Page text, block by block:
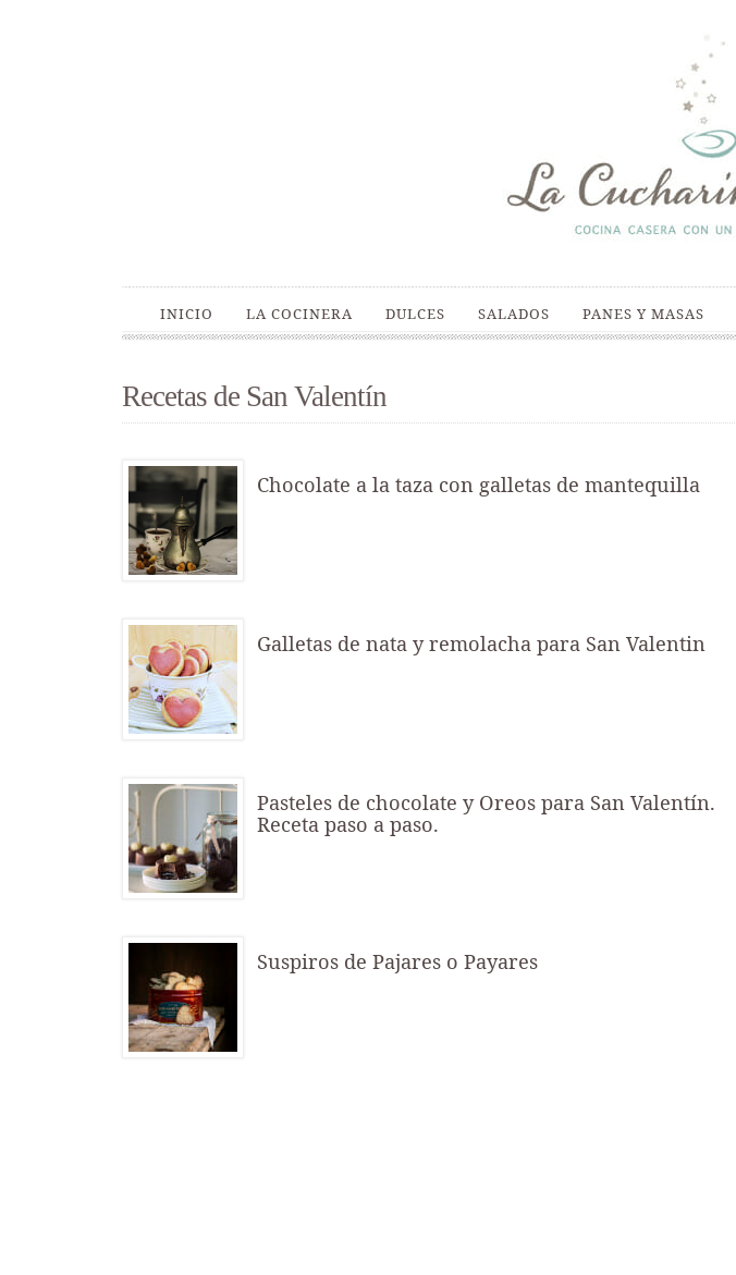
INICIO LA COCINERA DULCES SALADOS PANES Y MASAS
Recetas de San Valentín
Chocolate a la taza con galletas de mantequilla
Galletas de nata y remolacha para San Valentin
Pasteles de chocolate y Oreos para San Valentín.
Receta paso a paso.
Suspiros de Pajares o Payares